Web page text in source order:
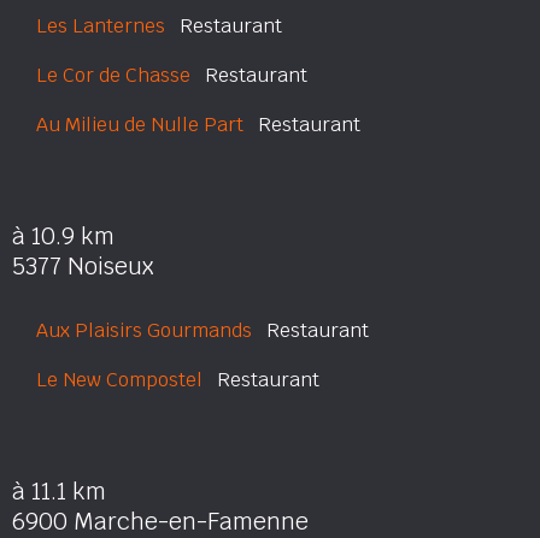
Les Lanternes Restaurant
Le Cor de Chasse Restaurant
Au Milieu de Nulle Part Restaurant
à 10.9 km
5377 Noiseux
Aux Plaisirs Gourmands Restaurant
Le New Compostel Restaurant
à 11.1 km
6900 Marche-en-Famenne